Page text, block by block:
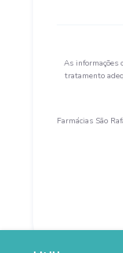
As informações
tratamento
Farmácias São